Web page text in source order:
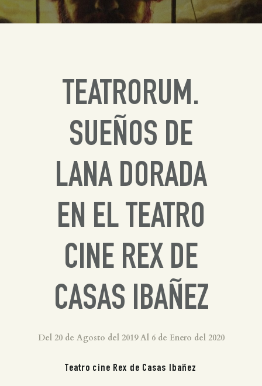
Contacto
TEATRORUM.
SUEÑOS DE
LANA DORADA
EN EL TEATRO
CINE REX DE
CASAS IBAÑEZ
Del 20 de Agosto del 2019 Al 6 de Enero del 2020
Teatro cine Rex de Casas Ibañez